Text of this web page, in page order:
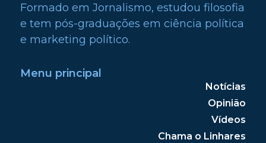
Formado em Jornalismo, estudou filosofia
e tem pós-graduações em ciência política
e marketing político.
Menu principal
Notícias
Opinião
Vídeos
Chama o Linhares